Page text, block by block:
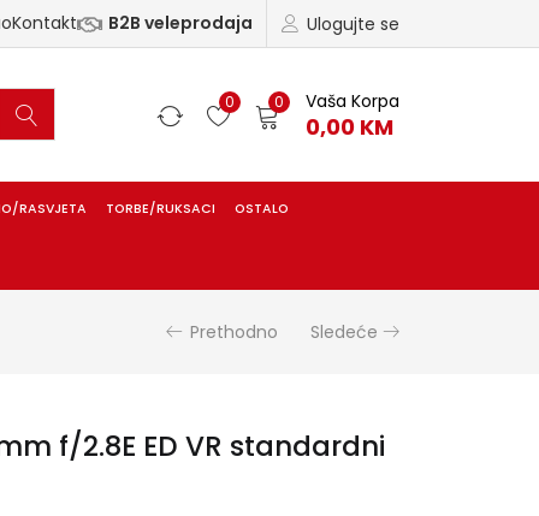
Ulogujte se
Kontakt B2B veleprodaja
0 0 Vaša Korpa
0,00 KM
RASVJETA TORBE/RUKSACI OSTALO
Prethodno Sledeće
f/2.8E ED VR standardni